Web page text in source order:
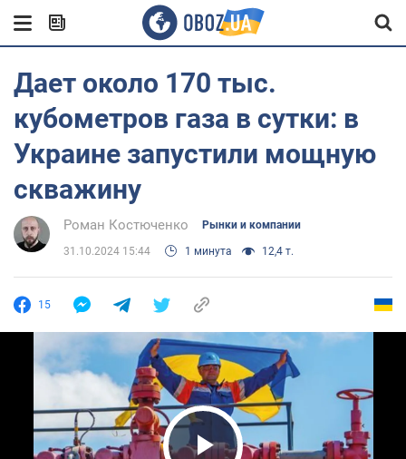
Дает около 170 тыс.
кубометров газа в сутки: в
Украине запустили мощную
скважину
Роман Костюченко Рынки и компании
31.10.2024 15:44 1 минута 12,4 т.
15